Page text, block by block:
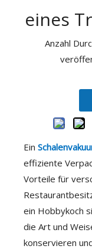
eines
Anzahl
Ein
effiziente
Vorteile für
ein Hobbykoch
die Art und
konservieren